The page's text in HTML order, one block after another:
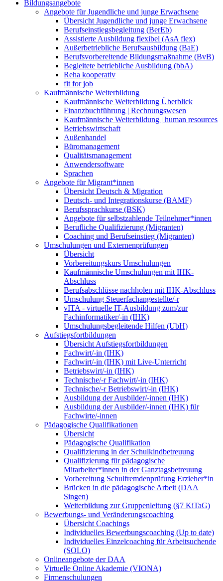
Bildungsangebote
Angebote für Jugendliche und junge Erwachsene
Übersicht Jugendliche und junge Erwachsene
Berufseinstiegsbegleitung (BerEb)
Assistierte Ausbildung flexibel (AsA flex)
Außerbetriebliche Berufsausbildung (BaE)
Berufsvorbereitende Bildungsmaßnahme (BvB)
Begleitete betriebliche Ausbildung (bbA)
Reha kooperativ
fit for job
Kaufmännische Weiterbildung
Kaufmännische Weiterbildung Überblick
Finanzbuchführung | Rechnungswesen
Kaufmännische Weiterbildung | human resources
Betriebswirtschaft
Außenhandel
Büromanagement
Qualitätsmanagement
Anwendersoftware
Sprachen
Angebote für Migrant*innen
Übersicht Deutsch & Migration
Deutsch- und Integrationskurse (BAMF)
Berufssprachkurse (BSK)
Angebote für selbstzahlende Teilnehmer*innen
Berufliche Qualifizierung (Migranten)
Coaching und Berufseinstieg (Migranten)
Umschulungen und Externenprüfungen
Übersicht
Vorbereitungskurs Umschulungen
Kaufmännische Umschulungen mit IHK-
Abschluss
Berufsabschlüsse nachholen mit IHK-Abschluss
Umschulung Steuerfachangestellte/-r
vITA - virtuelle IT-Ausbildung zum/zur
Fachinformatiker/-in (IHK)
Umschulungsbegleitende Hilfen (UbH)
Aufstiegsfortbildungen
Übersicht Aufstiegsfortbildungen
Fachwirt/-in (IHK)
Fachwirt/-in (IHK) mit Live-Unterricht
Betriebswirt/-in (IHK)
Technische/-r Fachwirt/-in (IHK)
Technische/-r Betriebswirt/-in (IHK)
Ausbildung der Ausbilder/-innen (IHK)
Ausbildung der Ausbilder/-innen (IHK) für
Fachwirte/-innen
Pädagogische Qualifikationen
Übersicht
Pädagogische Qualifikation
Qualifizierung in der Schulkindbetreuung
Qualifizierung für pädagogische
Mitarbeiter*innen in der Ganztagsbetreuung
Vorbereitung Schulfremdenprüfung Erzieher*in
Brücken in die pädagogische Arbeit (DAA
Singen)
Weiterbildung zur Gruppenleitung (§7 KiTaG)
Bewerbungs- und Veränderungscoaching
Übersicht Coachings
Individuelles Bewerbungscoaching (Up to date)
Individuelles Einzelcoaching für Arbeitsuchende
(SOLO)
Onlineangebote der DAA
Virtuelle Online Akademie (VIONA)
Firmenschulungen